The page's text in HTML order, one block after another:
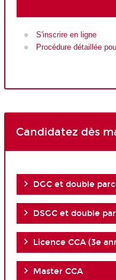
S'inscrire en ligne
Procédure détaillée
Candidatez dès
DGC et double
DSGC et double
Licence CCA (3e
Master CCA